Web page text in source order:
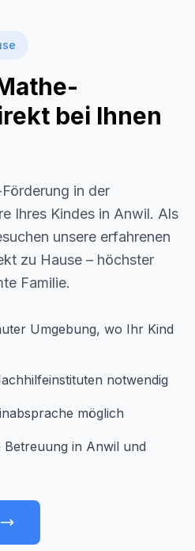
bei Ihnen
in der
Ihres Kindes in Anwil. Als
unsere erfahrenen
zu Hause – höchster
Familie.
Umgebung, wo Ihr Kind
notwendig
möglich
Betreuung in Anwil und